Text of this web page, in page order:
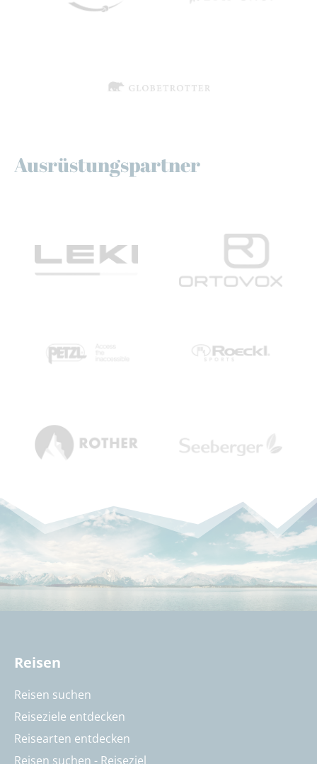
Ausrüstungspartner
Reisen
Reisen suchen
Reiseziele entdecken
Reisearten entdecken
Reisen suchen - Reiseziel